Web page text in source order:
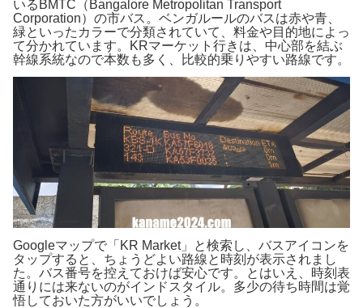
いるBMTC（Bangalore Metropolitan Transport
Corporation）の市バス。ベンガルールのバスは赤や青、
緑といったカラーで分類されていて、料金や目的地によっ
て分かれています。KRマーケット行きは、中心部を結ぶ
幹線系統なので本数も多く、比較的乗りやすい路線です。
Googleマップで「KR Market」と検索し、バスアイコンを
タップすると、ちょうどよい路線と時刻が表示されまし
た。バス番号を控えておけば安心です。とはいえ、時刻表
通りには来ないのがインドスタイル。多少の待ち時間は覚
悟しておいた方がいいでしょう。